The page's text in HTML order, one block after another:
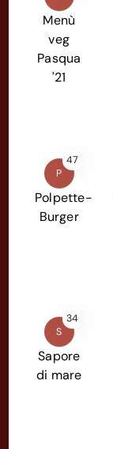
Menù
veg
Pasqua
'21
P
47
Polpette-
Burger
S
34
Sapore
di mare